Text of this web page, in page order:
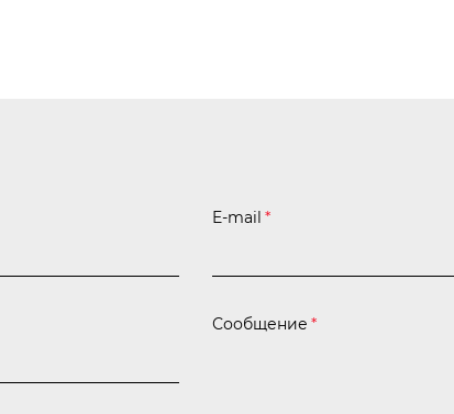
E-mail *
Сообщение *